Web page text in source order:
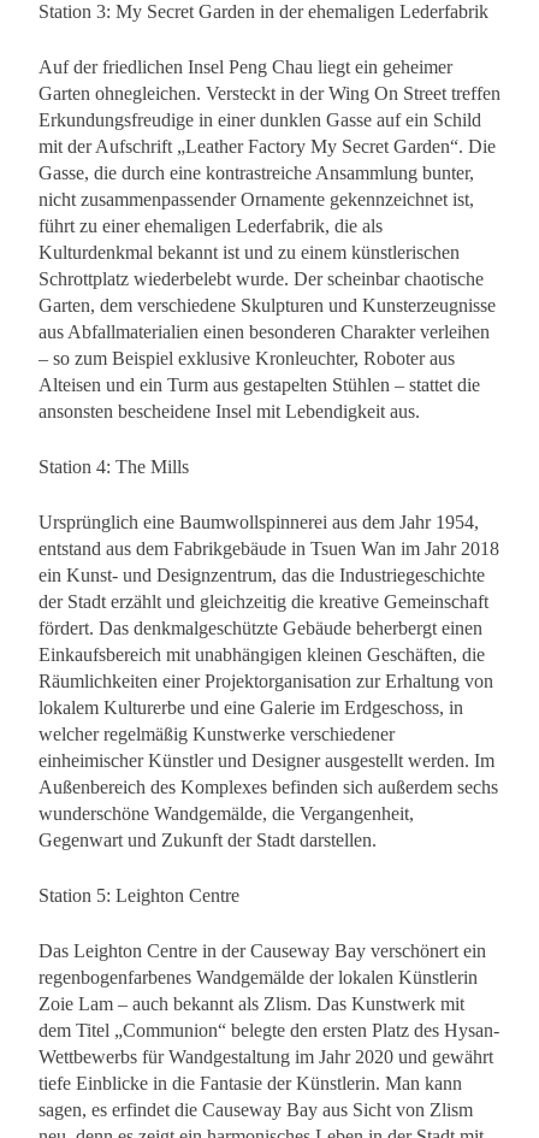
Station 3: My Secret Garden in der ehemaligen Lederfabrik
Auf der friedlichen Insel Peng Chau liegt ein geheimer
Garten ohnegleichen. Versteckt in der Wing On Street treffen
Erkundungsfreudige in einer dunklen Gasse auf ein Schild
mit der Aufschrift „Leather Factory My Secret Garden“. Die
Gasse, die durch eine kontrastreiche Ansammlung bunter,
nicht zusammenpassender Ornamente gekennzeichnet ist,
führt zu einer ehemaligen Lederfabrik, die als
Kulturdenkmal bekannt ist und zu einem künstlerischen
Schrottplatz wiederbelebt wurde. Der scheinbar chaotische
Garten, dem verschiedene Skulpturen und Kunsterzeugnisse
aus Abfallmaterialien einen besonderen Charakter verleihen
– so zum Beispiel exklusive Kronleuchter, Roboter aus
Alteisen und ein Turm aus gestapelten Stühlen – stattet die
ansonsten bescheidene Insel mit Lebendigkeit aus.
Station 4: The Mills
Ursprünglich eine Baumwollspinnerei aus dem Jahr 1954,
entstand aus dem Fabrikgebäude in Tsuen Wan im Jahr 2018
ein Kunst- und Designzentrum, das die Industriegeschichte
der Stadt erzählt und gleichzeitig die kreative Gemeinschaft
fördert. Das denkmalgeschützte Gebäude beherbergt einen
Einkaufsbereich mit unabhängigen kleinen Geschäften, die
Räumlichkeiten einer Projektorganisation zur Erhaltung von
lokalem Kulturerbe und eine Galerie im Erdgeschoss, in
welcher regelmäßig Kunstwerke verschiedener
einheimischer Künstler und Designer ausgestellt werden. Im
Außenbereich des Komplexes befinden sich außerdem sechs
wunderschöne Wandgemälde, die Vergangenheit,
Gegenwart und Zukunft der Stadt darstellen.
Station 5: Leighton Centre
Das Leighton Centre in der Causeway Bay verschönert ein
regenbogenfarbenes Wandgemälde der lokalen Künstlerin
Zoie Lam – auch bekannt als Zlism. Das Kunstwerk mit
dem Titel „Communion“ belegte den ersten Platz des Hysan-
Wettbewerbs für Wandgestaltung im Jahr 2020 und gewährt
tiefe Einblicke in die Fantasie der Künstlerin. Man kann
sagen, es erfindet die Causeway Bay aus Sicht von Zlism